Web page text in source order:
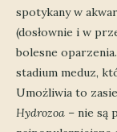
spotykany w
(dosłownie i w
bolesne oparzenia.
stadium meduz,
Umożliwia to
Hydrozoa – nie są